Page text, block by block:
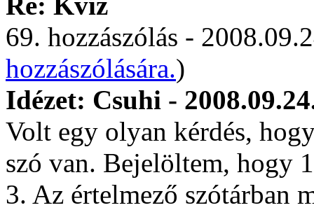
69. hozzászólás -
hozzászólására.)
Idézet: Csuhi -
Volt egy olyan kérdés,
szó van. Bejelöltem, hogy
3. Az értelmező szótárban